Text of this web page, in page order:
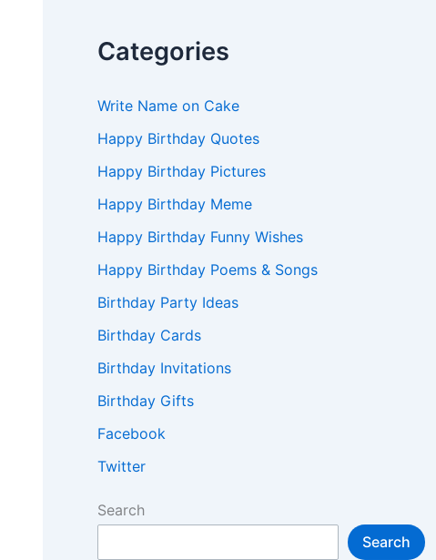
Categories
Write Name on Cake
Happy Birthday Quotes
Happy Birthday Pictures
Happy Birthday Meme
Happy Birthday Funny Wishes
Happy Birthday Poems & Songs
Birthday Party Ideas
Birthday Cards
Birthday Invitations
Birthday Gifts
Facebook
Twitter
Search
Search